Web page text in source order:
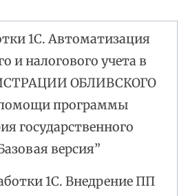
1С. Автоматизация
и налогового учета в
ОБЛИВСКОГО
программы
государственного
версия”
1С. Внедрение ПП